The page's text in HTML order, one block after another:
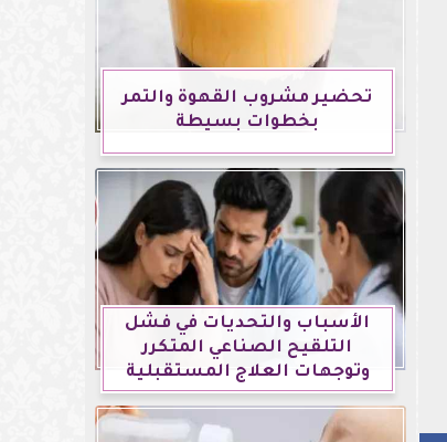
تحضير مشروب القهوة والتمر
بخطوات بسيطة
الأسباب والتحديات في فشل
التلقيح الصناعي المتكرر
وتوجهات العلاج المستقبلية